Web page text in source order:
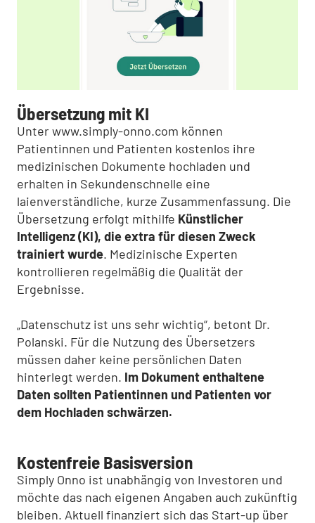
Übersetzung mit KI
Unter www.simply-onno.com können
Patientinnen und Patienten kostenlos ihre
medizinischen Dokumente hochladen und
erhalten in Sekundenschnelle eine
laienverständliche, kurze Zusammenfassung. Die
Übersetzung erfolgt mithilfe Künstlicher
Intelligenz (KI), die extra für diesen Zweck
trainiert wurde. Medizinische Experten
kontrollieren regelmäßig die Qualität der
Ergebnisse.
„Datenschutz ist uns sehr wichtig“, betont Dr.
Polanski. Für die Nutzung des Übersetzers
müssen daher keine persönlichen Daten
hinterlegt werden. Im Dokument enthaltene
Daten sollten Patientinnen und Patienten vor
dem Hochladen schwärzen.
Kostenfreie Basisversion
Simply Onno ist unabhängig von Investoren und
möchte das nach eigenen Angaben auch zukünftig
bleiben. Aktuell finanziert sich das Start-up über